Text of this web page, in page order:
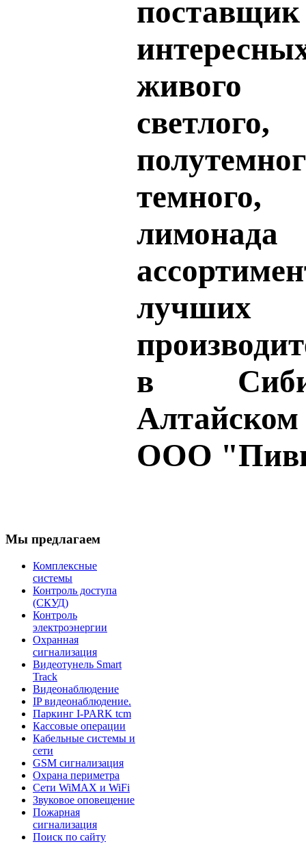
живого
светлого,
лучших
в
ООО
Мы предлагаем
Комплексные
системы
Контроль доступа
(СКУД)
Контроль
электроэнергии
Охранная
сигнализация
Видеотунель Smart
Track
Видеонаблюдение
IP видеонаблюдение.
Паркинг I-PARK tcm
Кассовые операции
Кабельные системы и
сети
GSM сигнализация
Охрана периметра
Сети WiMAX и WiFi
Звуковое оповещение
Пожарная
сигнализация
Поиск по сайту